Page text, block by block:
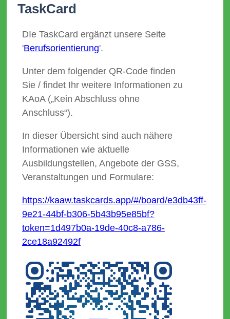
TaskCard
DIe TaskCard ergänzt unsere Seite
'Berufsorientierung'.
Unter dem folgender QR-Code finden
Sie / findet Ihr weitere Informationen zu
KAoA („Kein Abschluss ohne
Anschluss“).
In dieser Übersicht sind auch nähere
Informationen wie aktuelle
Ausbildungstellen, Angebote der GSS,
Veranstaltungen und Formulare:
https://kaaw.taskcards.app/#/board/e3db43ff-
9e21-44bf-b306-5b43b95e85bf?
token=1d497b0a-19de-40c8-a786-
2ce18a92492f